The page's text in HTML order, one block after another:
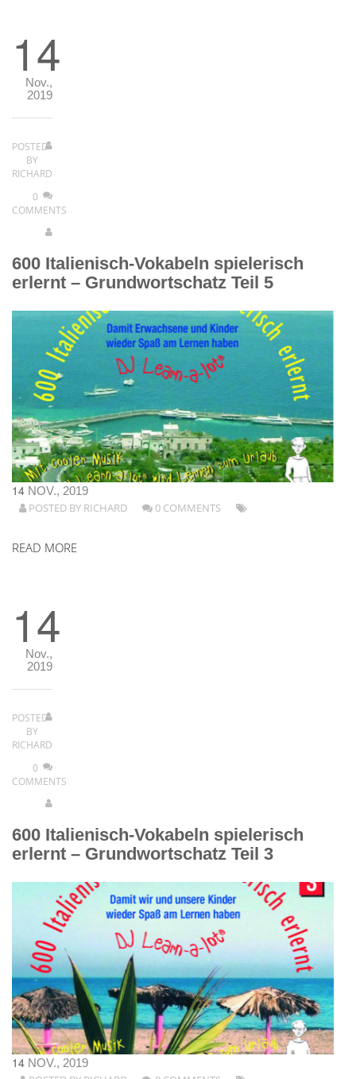
14
Nov.,
2019
POSTED
BY
RICHARD
0
COMMENTS
600 Italienisch-Vokabeln spielerisch
erlernt – Grundwortschatz Teil 5
14 NOV., 2019
POSTED BY RICHARD 0 COMMENTS
READ MORE
14
Nov.,
2019
POSTED
BY
RICHARD
0
COMMENTS
600 Italienisch-Vokabeln spielerisch
erlernt – Grundwortschatz Teil 3
14 NOV., 2019